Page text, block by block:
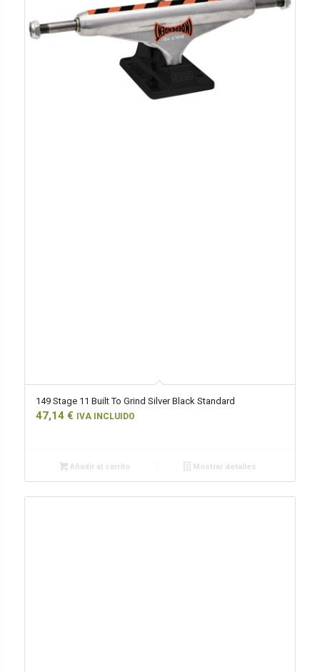
149 Stage 11 Built To Grind Silver Black Standard
47,14 € IVA INCLUIDO
Añadir al carrito Mostrar detalles